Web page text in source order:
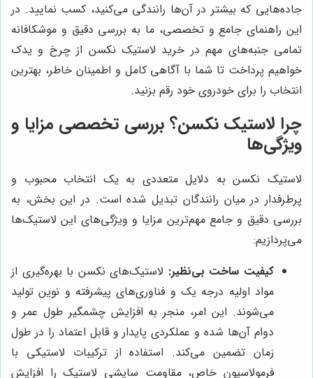
جاده‌هایی که بیشتر در آن‌ها رانندگی می‌کنید، کسب نمایید. در
این راهنمای جامع و تخصصی، ما به بررسی دقیق و موشکافانه
تمامی جنبه‌های مهم در خرید لاستیک نکسن از چرخ و یدک
خواهیم پرداخت تا شما با آگاهی کامل و اطمینان خاطر، بهترین
انتخاب را برای خودروی خود رقم بزنید.
چرا لاستیک نکسن؟ بررسی تخصصی مزایا و
ویژگی‌ها
لاستیک نکسن به دلایل متعددی به یک انتخاب محبوب و
پرطرفدار در میان رانندگان تبدیل شده است. در این بخش، به
بررسی دقیق و جامع مهم‌ترین مزایا و ویژگی‌های این لاستیک‌ها
می‌پردازیم:
کیفیت ساخت بی‌نظیر: لاستیک‌های نکسن با بهره‌گیری از
مواد اولیه درجه یک و فناوری‌های پیشرفته و نوین تولید
می‌شوند. این امر، منجر به افزایش چشمگیر طول عمر و
دوام آن‌ها شده و عملکردی پایدار و قابل اعتماد را در طول
زمان تضمین می‌کند. استفاده از ترکیبات لاستیکی با
فرمولاسیون خاص، مقاومت سایشی لاستیک را افزایش